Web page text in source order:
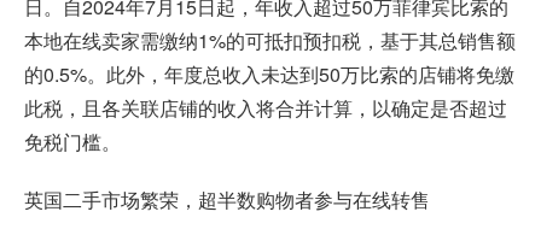
日。自2024年7月15日起，年收入超过50万菲律宾比索的
本地在线卖家需缴纳1%的可抵扣预扣税，基于其总销售额
的0.5%。此外，年度总收入未达到50万比索的店铺将免缴
此税，且各关联店铺的收入将合并计算，以确定是否超过
免税门槛。
英国二手市场繁荣，超半数购物者参与在线转售